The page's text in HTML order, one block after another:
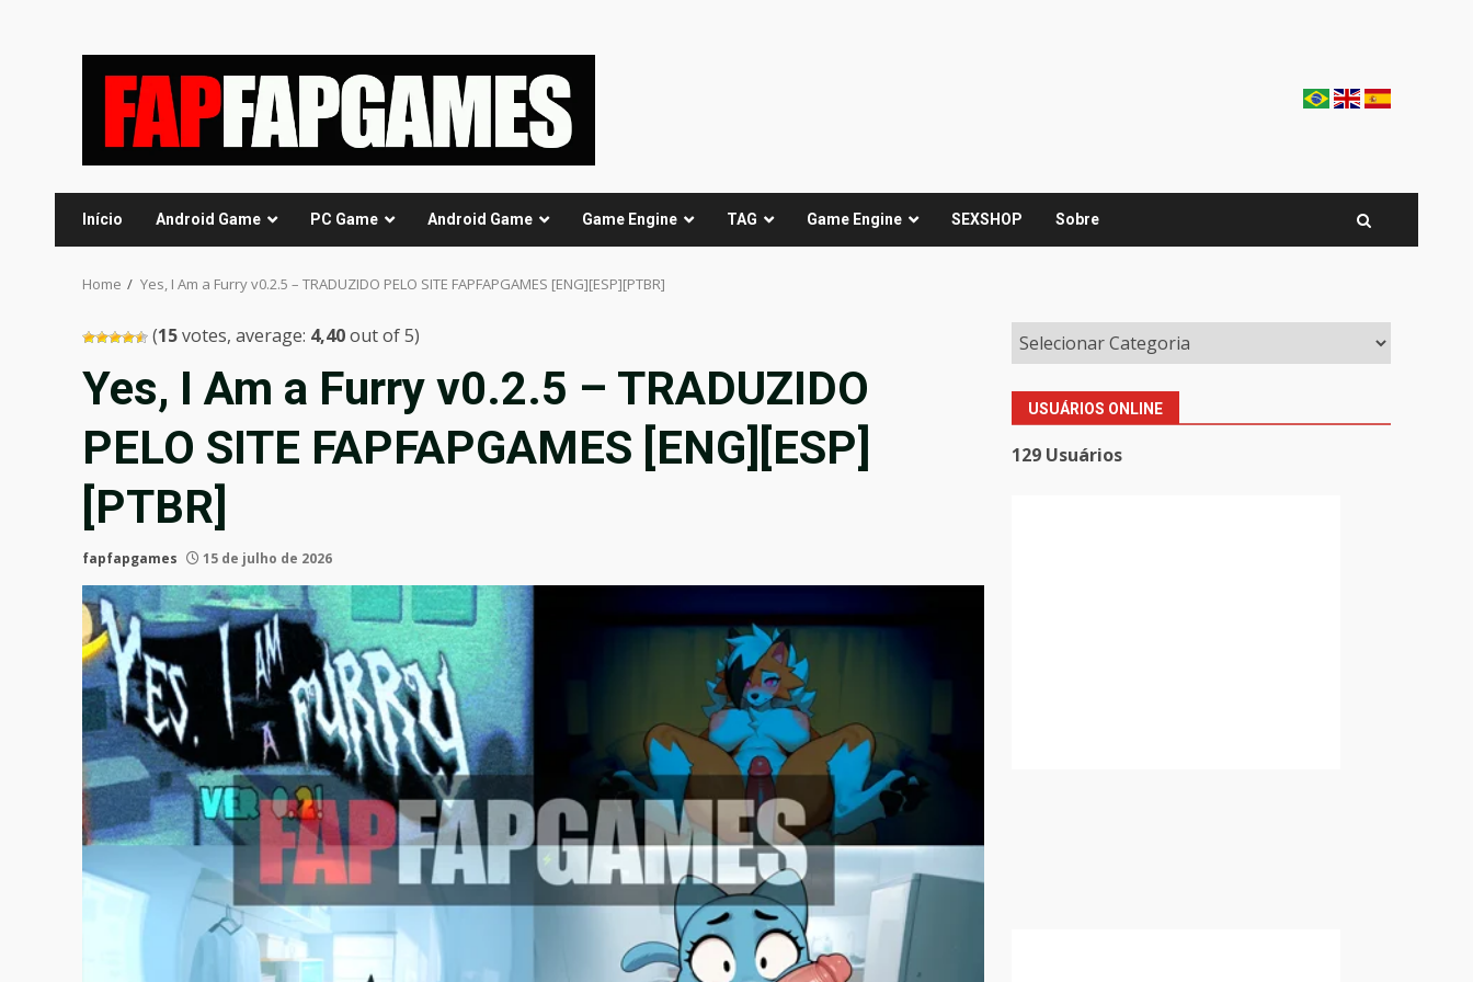
Início Android Game PC Game Android Game Game Engine TAG Game Engine SEXSHOP Sobre
Home Yes, I Am a Furry v0.2.5 – TRADUZIDO PELO SITE FAPFAPGAMES [ENG][ESP][PTBR]
(15votes, average: 4,40out of 5)
Yes, I Am a Furry v0.2.5 – TRADUZIDO
PELO SITE FAPFAPGAMES [ENG][ESP]
[PTBR]
fapfapgames 15 de julho de 2026
USUÁRIOS ONLINE
129 Usuários